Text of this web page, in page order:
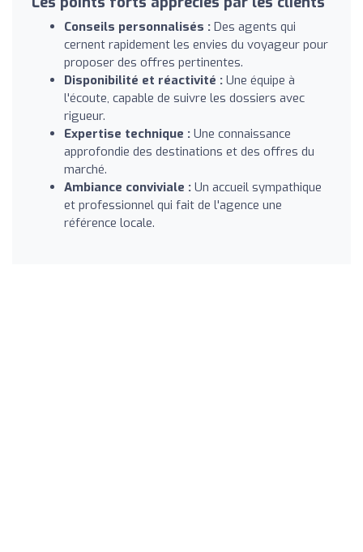
Conseils personnalisés : Des agents qui
cernent rapidement les envies du voyageur pour
proposer des offres pertinentes.
Disponibilité et réactivité : Une équipe à
l'écoute, capable de suivre les dossiers avec
rigueur.
Expertise technique : Une connaissance
approfondie des destinations et des offres du
marché.
Ambiance conviviale : Un accueil sympathique
et professionnel qui fait de l'agence une
référence locale.